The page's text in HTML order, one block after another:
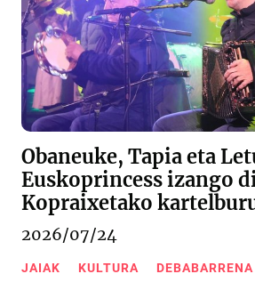
Obaneuke, Tapia eta
Euskoprincess izango
Kopraixetako
2026/07/24
JAIAK KULTURA DEBABARRENA